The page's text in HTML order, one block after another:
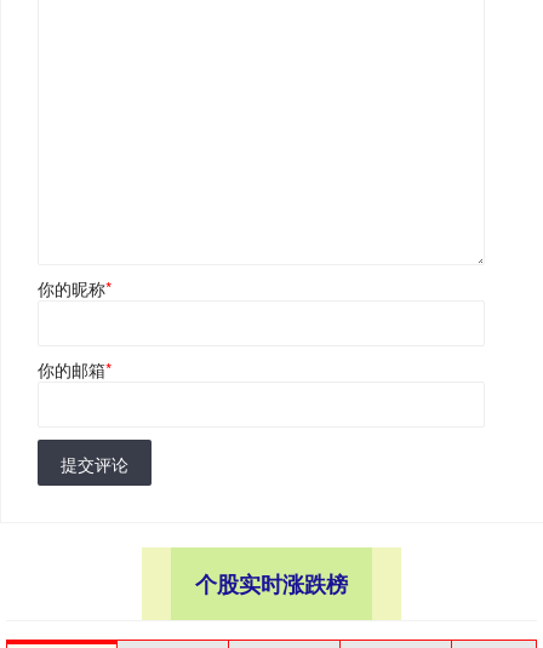
你的昵称*
你的邮箱*
提交评论
个股实时涨跌榜